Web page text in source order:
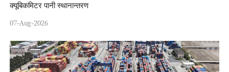
क्यूबिकमिटर पानी स्थानान्तरण
07-Aug-2026